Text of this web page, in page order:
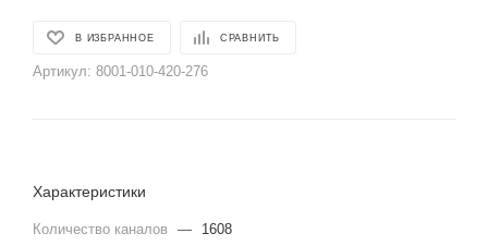
В ИЗБРАННОЕ СРАВНИТЬ
Артикул: 8001-010-420-276
Характеристики
Количество каналов —
1608